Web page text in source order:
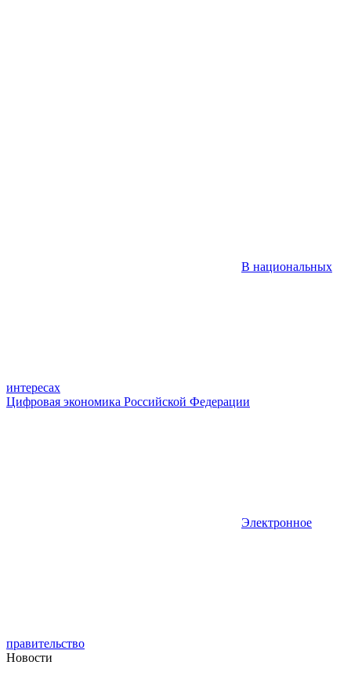
В национальных
интересах
Цифровая экономика Российской Федерации
Электронное
правительство
Новости